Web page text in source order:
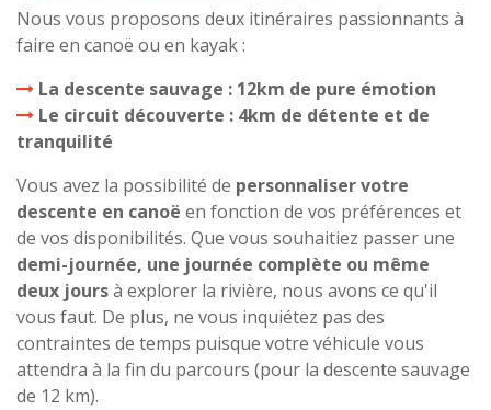
Nous vous proposons deux itinéraires passionnants à
faire en canoë ou en kayak :
La descente sauvage : 12km de pure émotion
Le circuit découverte : 4km de détente et de
tranquilité
Vous avez la possibilité de personnaliser votre
descente en canoë en fonction de vos préférences et
de vos disponibilités. Que vous souhaitiez passer une
demi-journée, une journée complète ou même
deux joursà explorer la rivière, nous avons ce qu'il
vous faut. De plus, ne vous inquiétez pas des
contraintes de temps puisque votre véhicule vous
attendra à la fin du parcours (pour la descente sauvage
de 12 km).